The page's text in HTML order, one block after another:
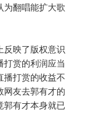
为翻唱能扩大歌
反映了版权意识
打赏的利润应当
播打赏的收益不
网友去郭有才的
郭有才本身就已